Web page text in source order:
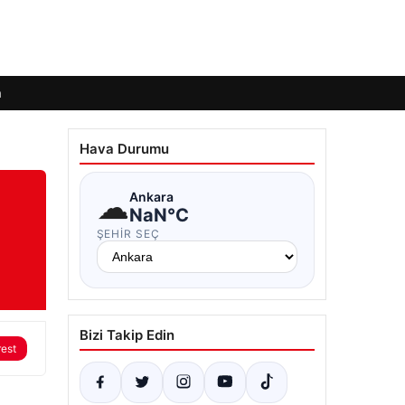
Hava Durumu
☁Ankara
NaN°C
ŞEHIR SEÇ
Bizi Takip Edin